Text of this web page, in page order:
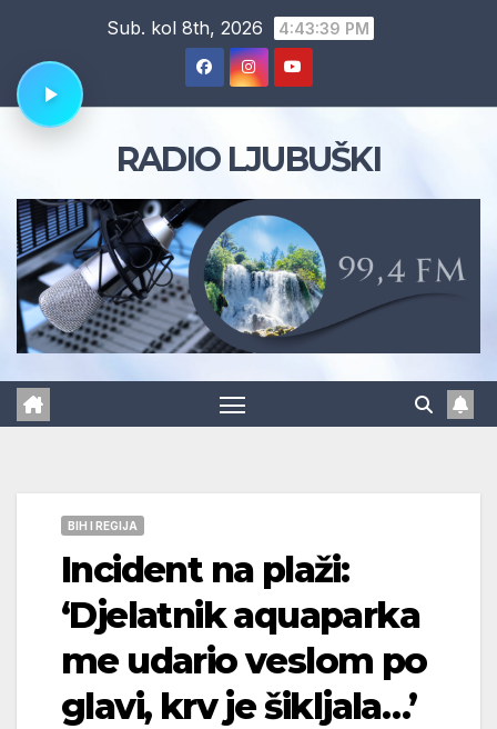
content
Sub. kol 8th, 2026 4:43:39 PM
RADIO LJUBUŠKI
BIH I REGIJA
Incident na plaži:
‘Djelatnik aquaparka
me udario veslom po
glavi, krv je šikljala…’